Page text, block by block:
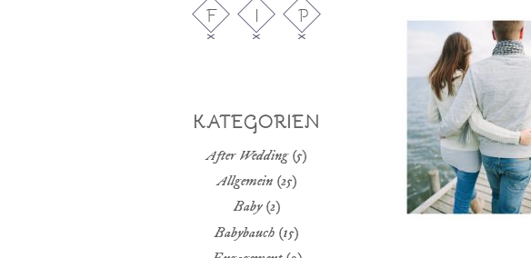
F I P
KATEGORIEN
After Wedding(5)
Allgemein(25)
Baby(2)
Babybauch (15)